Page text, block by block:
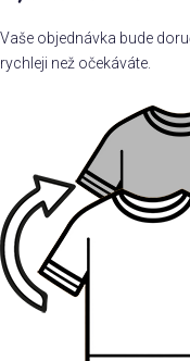
Vaše objednávka bude
rychleji než očekáváte.